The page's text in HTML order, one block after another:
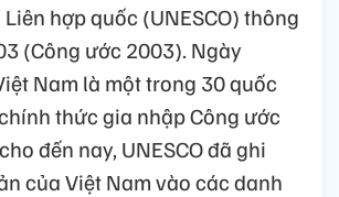
hợp quốc (UNESCO) thông
(Công ước 2003). Ngày
Nam là một trong 30 quốc
thức gia nhập Công ước
đến nay, UNESCO đã ghi
của Việt Nam vào các danh